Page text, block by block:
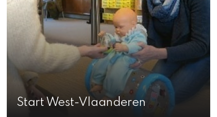
Start West-Vlaanderen